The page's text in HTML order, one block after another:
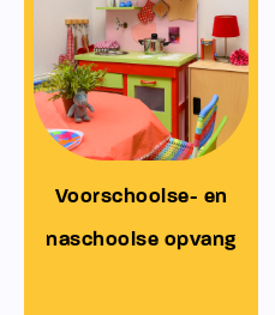
Voorschoolse- en
naschoolse opvang